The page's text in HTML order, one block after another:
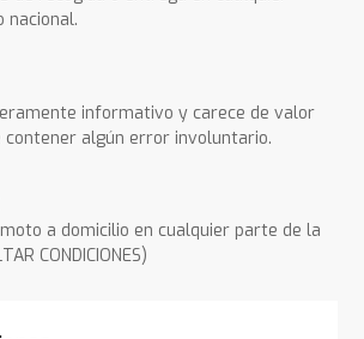
informativo y carece de valor
contener algún error involuntario.
a domicilio en cualquier parte de la
CONDICIONES)